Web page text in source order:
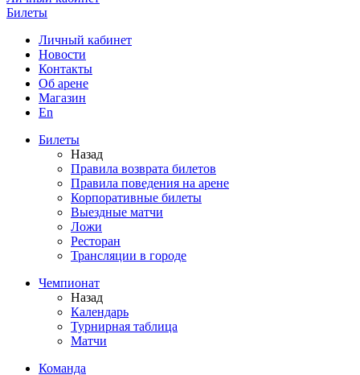
Билеты
Личный кабинет
Новости
Контакты
Об арене
Магазин
En
Билеты
Назад
Правила возврата билетов
Правила поведения на арене
Корпоративные билеты
Выездные матчи
Ложи
Ресторан
Трансляции в городе
Чемпионат
Назад
Календарь
Турнирная таблица
Матчи
Команда